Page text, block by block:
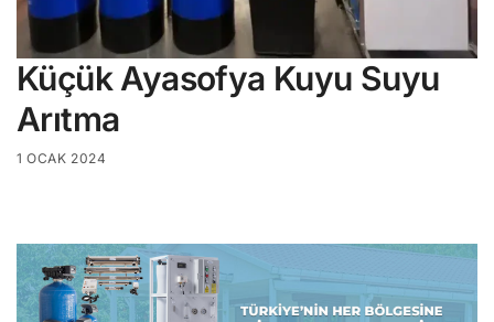
Küçük Ayasofya Kuyu Suyu
Arıtma
1 OCAK 2024